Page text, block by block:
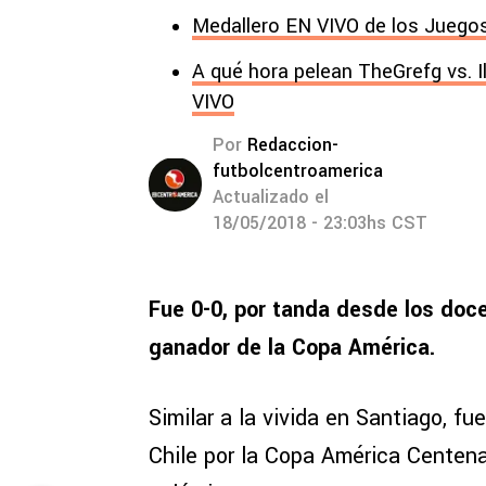
Medallero EN VIVO de los
A qué hora pelean TheGrefg vs.
VIVO
Por Redaccion-
futbolcentroamerica
Actualizado el
18/05/2018 - 23:03hs CST
Fue 0-0, por tanda desde los
ganador de la Copa América.
Similar a la vivida en Santiago,
Chile por la Copa América